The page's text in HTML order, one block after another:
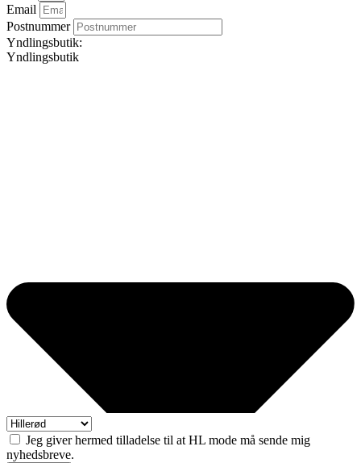
Email
Postnummer
Yndlingsbutik:
Yndlingsbutik
Jeg giver hermed tilladelse til at HL mode må sende mig
nyhedsbreve.